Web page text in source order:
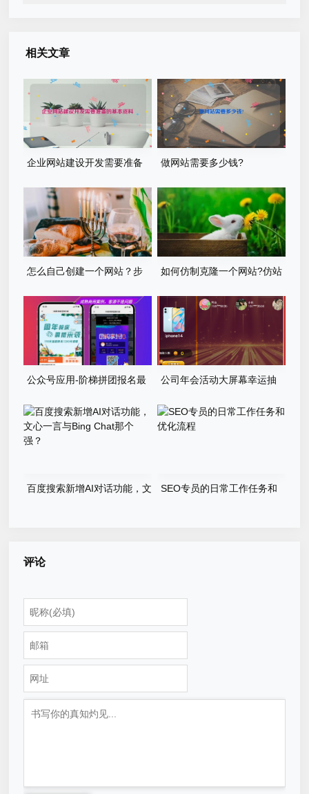
相关文章
企业网站建设开发需要准备
做网站需要多少钱?
怎么自己创建一个网站？步
如何仿制克隆一个网站?仿站
公众号应用-阶梯拼团报名最
公司年会活动大屏幕幸运抽
百度搜索新增AI对话功能，文
SEO专员的日常工作任务和
评论